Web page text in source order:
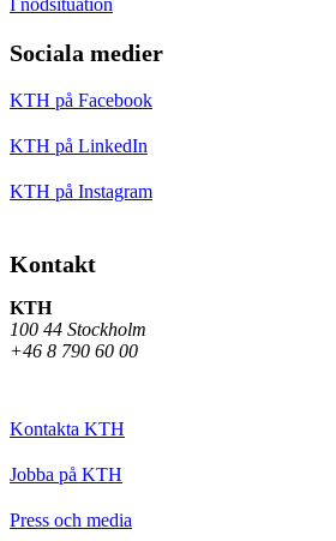
Sociala medier
KTH på Facebook
KTH på LinkedIn
KTH på Instagram
Kontakt
KTH
100 44 Stockholm
+46 8 790 60 00
Kontakta KTH
Jobba på KTH
Press och media